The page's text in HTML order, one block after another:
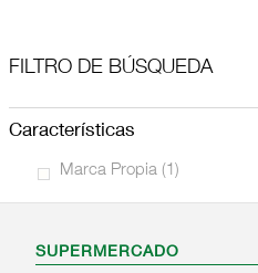
Frutos secos /fruta
deshidrata ecologico
FILTRO DE BÚSQUEDA
características
Marca Propia (1)
SUPERMERCADO